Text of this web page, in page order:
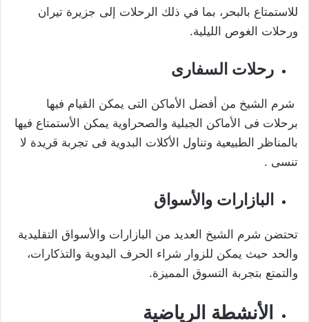
للاستمتاع بالبحر، بما في ذلك الرحلات إلى جزيرة تيران
ورحلات الغوص الليلية.
رحلات السفارى
شرم الشيخ من أفضل الأماكن التى يمكن القيام فيها
برحلات فى الأماكن الجبلية والصحراوية يمكن الأستمتاع فيها
بالمناظر الطبيعية وتناول الأكلات البدوية فى تجربة قريدة لا
تنسى .
البازارات والأسواق
تحتضن شرم الشيخ العديد من البازارات والأسواق التقليدية
والحد حيث يمكن للزوار شراء الحرف اليدوية والتذكارات،
والتمتع بتجربة التسوق المميزة.
الأنشطة الرياضية